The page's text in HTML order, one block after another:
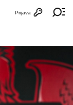
Otvori
Prijava